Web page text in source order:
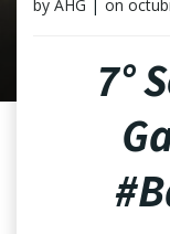
by AHG | on
7°